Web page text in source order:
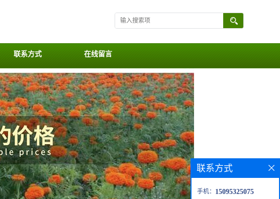
联系方式 在线留言
联系方式
手机： 15095325075